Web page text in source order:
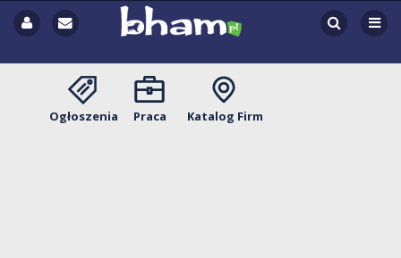
Ogłoszenia Praca Katalog Firm